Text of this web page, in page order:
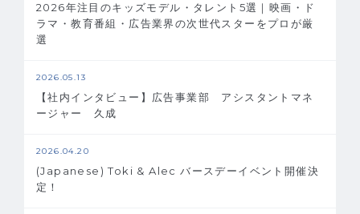
2026年注目のキッズモデル・タレント5選｜映画・ド
ラマ・教育番組・広告業界の次世代スターをプロが厳
選
2026.05.13
【社内インタビュー】広告事業部 アシスタントマネ
ージャー 久成
2026.04.20
(Japanese) Toki & Alec バースデーイベント開催決
定！